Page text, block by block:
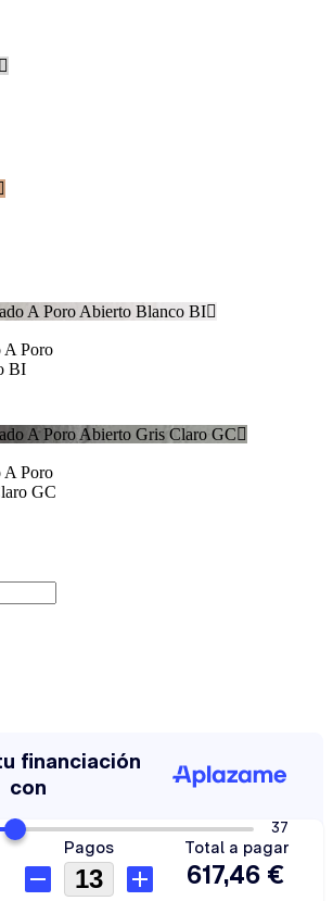

A Poro Abierto Blanco BI
A Poro
BI
A Poro Abierto Gris Claro GC
A Poro
GC